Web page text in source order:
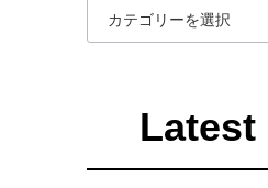
Latest